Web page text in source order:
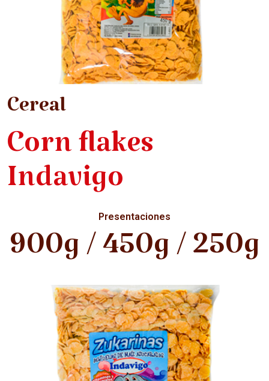
Cereal
Corn flakes
Indavigo
Presentaciones
900g / 450g / 250g